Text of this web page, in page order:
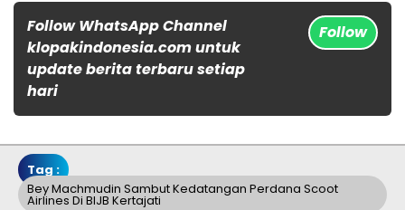
Follow WhatsApp Channel
klopakindonesia.com untuk
update berita terbaru setiap
hari
Follow
Tag :
Bey Machmudin Sambut Kedatangan Perdana Scoot
Airlines Di BIJB Kertajati